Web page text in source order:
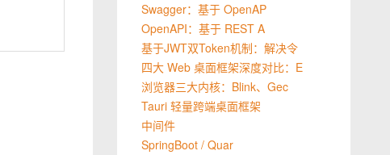
Swagger：基于 OpenAP
OpenAPI：基于 REST A
基于JWT双Token机制：解决令
四大 Web 桌面框架深度对比：E
浏览器三大内核：Blink、Gec
Tauri 轻量跨端桌面框架
中间件
SpringBoot / Quar